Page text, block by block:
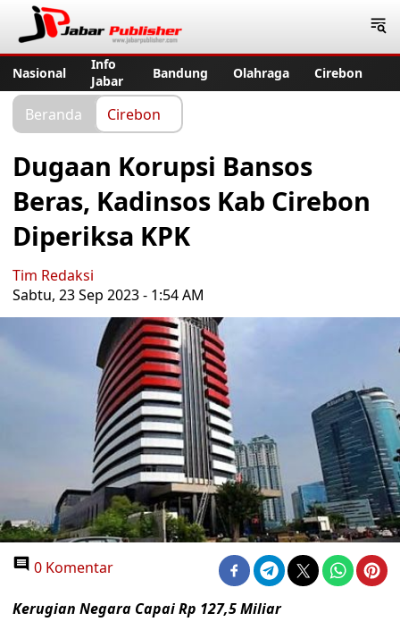
Nasional
Info
Jabar
Bandung Olahraga Cirebon
Beranda Cirebon
Dugaan Korupsi Bansos
Beras, Kadinsos Kab Cirebon
Diperiksa KPK
Tim Redaksi
Sabtu, 23 Sep 2023 - 1:54 AM
0 Komentar
Kerugian Negara Capai Rp 127,5 Miliar